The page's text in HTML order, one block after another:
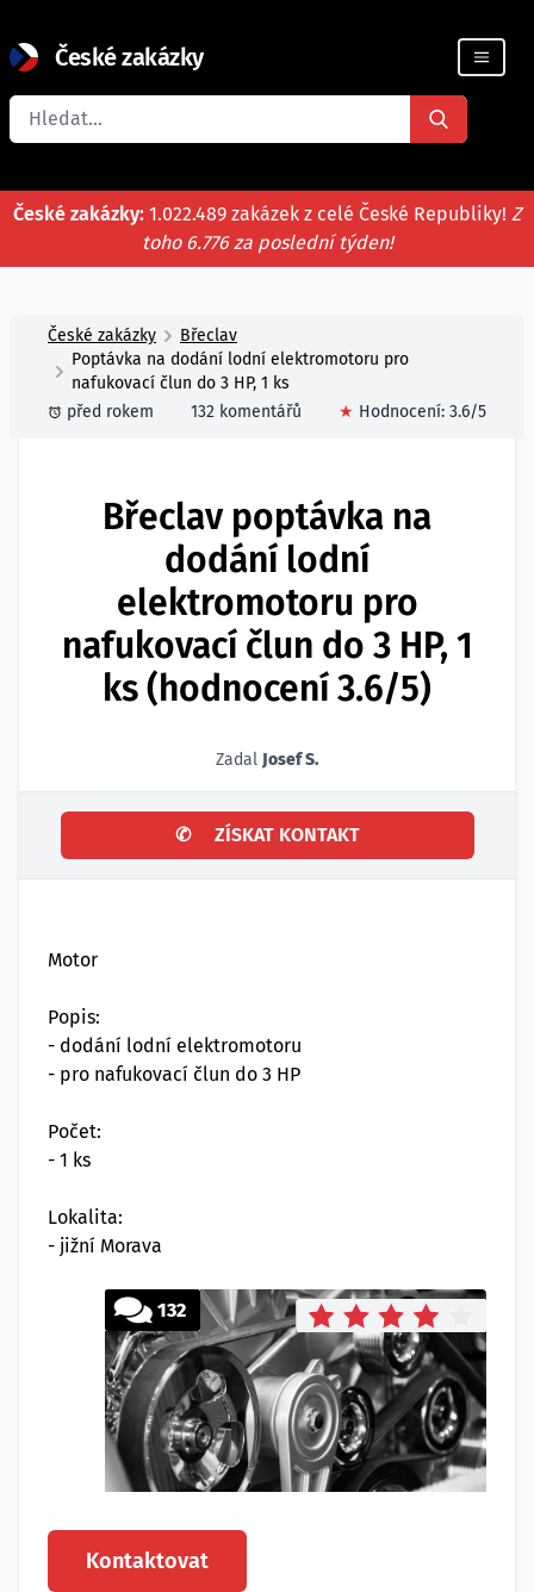
České zakázky
Registrace firmy
České zakázky: 1.022.489 zakázek z celé České Republiky! Z
toho 6.776 za poslední týden!
České zakázky
Břeclav
Poptávka na dodání lodní elektromotoru pro
nafukovací člun do 3 HP, 1 ks
před rokem
132 komentářů ★ Hodnocení: 3.6/5
Břeclav poptávka na
dodání lodní
elektromotoru pro
nafukovací člun do 3 HP, 1
ks (hodnocení 3.6/5)
Zadal Josef S.
✆ ZÍSKAT KONTAKT
Motor
Popis:
- dodání lodní elektromotoru
- pro nafukovací člun do 3 HP
Počet:
- 1 ks
Lokalita:
- jižní Morava
132
Kontaktovat